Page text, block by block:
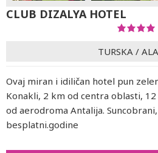
CLUB DIZALYA HOTEL
TURSKA /
Ovaj miran i idiličan hotel pun
Konakli, 2 km od centra oblasti,
od aerodroma Antalija.
besplatni.godine